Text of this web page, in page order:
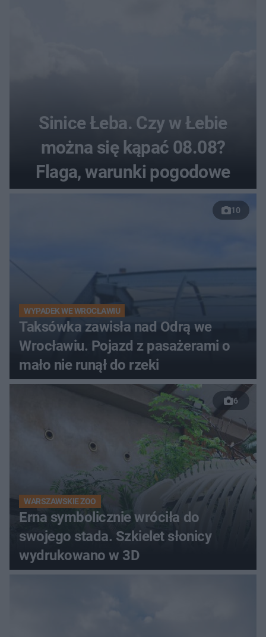
Sinice Łeba. Czy w Łebie
można się kąpać 08.08?
Flaga, warunki pogodowe
10
WYPADEK WE WROCŁAWIU
Taksówka zawisła nad Odrą we
Wrocławiu. Pojazd z pasażerami o
mało nie runął do rzeki
6
WARSZAWSKIE ZOO
Erna symbolicznie wróciła do
swojego stada. Szkielet słonicy
wydrukowano w 3D